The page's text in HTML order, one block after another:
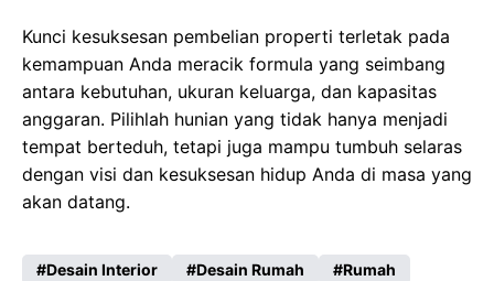
Kunci kesuksesan pembelian properti terletak pada
kemampuan Anda meracik formula yang seimbang
antara kebutuhan, ukuran keluarga, dan kapasitas
anggaran. Pilihlah hunian yang tidak hanya menjadi
tempat berteduh, tetapi juga mampu tumbuh selaras
dengan visi dan kesuksesan hidup Anda di masa yang
akan datang.
Desain Interior Desain Rumah Rumah